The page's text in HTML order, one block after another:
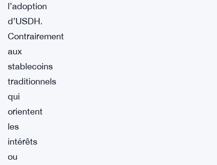
l’adoption
d’USDH.
Contrairement
aux
stablecoins
traditionnels
qui
orientent
les
intérêts
ou